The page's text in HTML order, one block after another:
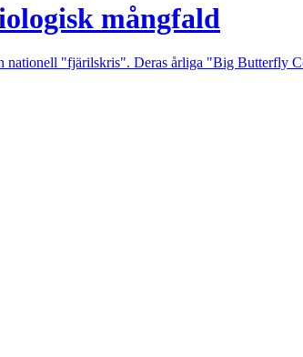
mångfald
"fjärilskris". Deras årliga "Big Butterfly